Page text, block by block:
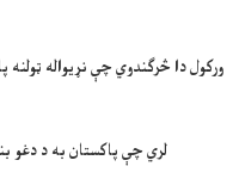
ورکول دا څرګندوي چې نړیواله
لري چې پاکستان به د دغو